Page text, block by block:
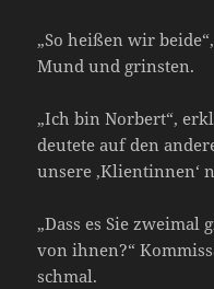
„So heißen wir
Mund und grinsten.
„Ich bin Norbert“,
deutete auf den
unsere ‚Klientinnen‘
„Dass es Sie
von ihnen?“
schmal.